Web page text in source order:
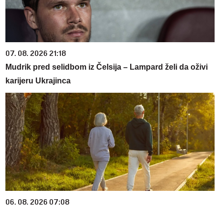
07. 08. 2026 21:18
Mudrik pred selidbom iz Čelsija – Lampard želi da oživi
karijeru Ukrajinca
06. 08. 2026 07:08